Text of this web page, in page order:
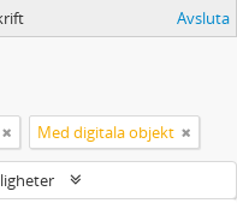
Avsluta
Med digitala objekt